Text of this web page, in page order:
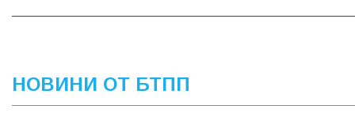
НОВИНИ ОТ БТПП